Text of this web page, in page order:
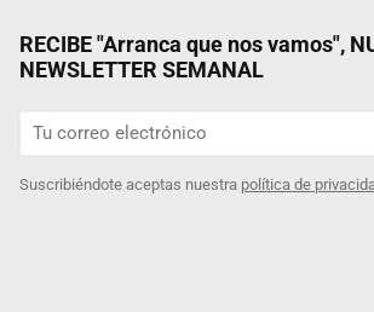
RECIBE "Arranca que nos vamos",
NEWSLETTER SEMANAL
Suscribiéndote aceptas nuestra política de